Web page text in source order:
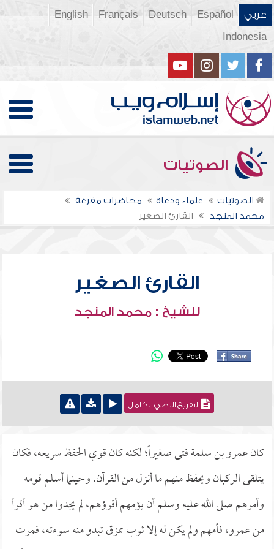
عربي Español
Deutsch
Français
English
Indonesia
الصوتيات
الصوتيات علماء ودعاة
محاضرات مفرغة
محمد المنجد
القارئ الصغير
القارئ الصغير
للشيخ : محمد المنجد
التفريغ النصي الكامل
كان عمرو بن سلمة فتى صغيراً؛ لكنه كان قوي الحفظ سريعه، فكان
يتلقى الركبان ويحفظ منهم ما أنزل من القرآن. وحينما أسلم قومه
وأمرهم صلى الله عليه وسلم أن يؤمهم أقرؤهم، لم يجدوا من هو أقرأ
من عمرو، فأمهم ولم يكن له إلا ثوب ممزق تبدو منه سوءته، فمرت